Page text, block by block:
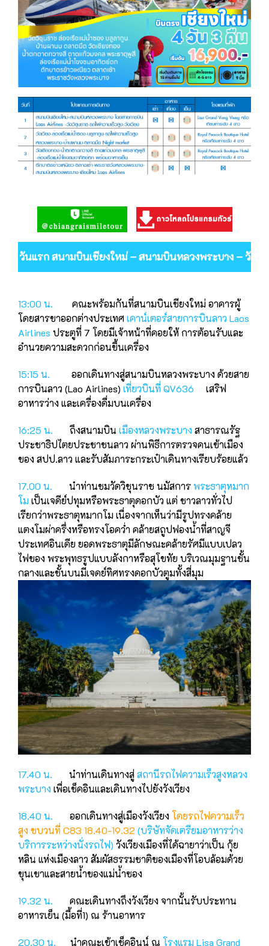
วันแรก สนามบินเชียงใหม่ – สนามบินหลวงพระบาง – วัดวิชุ
13:00 น. คณะพร้อมกันที่สนามบินเชียงใหม่ อาคารผู้
โดยสารขาออกต่างประเทศเคาน์เตอร์สายการบินลาว Laos
Airlines ประตูที่ 7 โดยมีเจ้าหน้าที่คอยให้ การต้อนรับและ
อำนวยความสะดวกก่อนขึ้นเครื่อง
15:15 น. ออกเดินทางสู่สนามบินหลวงพระบาง ด้วยสาย
การบินลาว (Lao Airlines) เที่ยวบินที่ QV636 เสริฟ
อาหารว่าง และเครื่องดื่มบนเครื่อง
16:25 น. ถึงสนามบิน เมืองหลวงพระบาง สาธารณรัฐ
ประชาธิปไตยประชาชนลาว ผ่านพิธีการตรวจคนเข้าเมือง
ของ สปป.ลาว และรับสัมภาระกระเป๋าเดินทางเรียบร้อยแล้ว
17.00 น. นําท่านชมวัดวิชุนราช นมัสการพระธาตุหมาก
โม เป็นเจดีย์ปทุมหรือพระธาตุดอกบัว แต่ ชาวลาวทั่วไป
เรียกว่าพระธาตุหมากโม เนื่องจากเห็นว่ามีรูปทรงคล้าย
แตงโมผ่าครึ่งหรือทรงโอควํ่า คล้ายสถูปฟองน้ำที่สาญจี
ประเทศอินเดีย ยอดพระธาตุมีลักษณะคล้ายรัศมีแบบเปลว
ไฟของ พระพุทธรูปแบบลังกาหรือสุโขทัย บริเวณมุมฐานชั้น
กลางและชั้นบนมีเจดย์ทิศทรงดอกบัวตูมทั้งสี่มุม
17.40 น. นําท่านเดินทางสู่สถานีรถไฟความเร็วสูงหลวง
พระบาง เพื่อเช็คอินและเดินทางไปยังวังเวียง
18.40 น. ออกเดินทางสู่เมืองวังเวียงโดยรถไฟความเร็ว
สูง ขบวนที่ C83 18.40-19.32 (บริษัทจัดเตรียมอาหารว่าง
บริการระหว่างนั่งรถไฟ) วังเวียงเมืองที่ได้ฉายาว่าเป็น กุ้ย
หลิน แห่งเมืองลาว สัมผัสธรรมชาติของเมืองที่โอบล้อมด้วย
ขุนเขาและสายน้ำของแม่น้ำซอง
19.32 น.
คณะเดินทางถึงวังเวียง จากนั้นรับประทาน
อาหารเย็น (มื้อที่1) ณ ร้านอาหาร
20.30 น. นำคณะเข้าเช็คอินน์ ณ โรงแรม Lisa Grand